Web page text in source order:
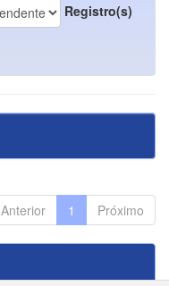
Registro(s)
Anterior 1 Próximo